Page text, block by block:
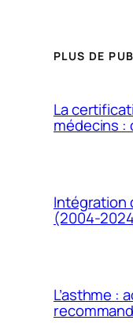
PLUS DE
La
médecins :
Intégration
(2004-
L’asthme :